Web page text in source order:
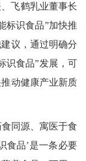
飞鹤乳业董事长
标识食品”加快推
议，通过明确分
识食品”发展，可
动健康产业新质
同源、寓医于食
食品’是一条必要